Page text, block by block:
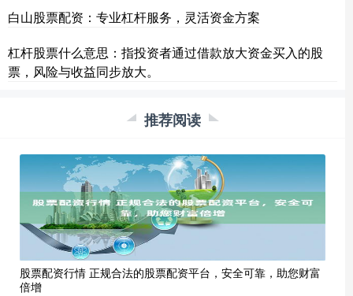
白山股票配资：专业杠杆服务，灵活资金方案
杠杆股票什么意思：指投资者通过借款放大资金买入的股
票，风险与收益同步放大。
推荐阅读
股票配资行情 正规合法的股票配资平台，安全可靠，助您财富
倍增